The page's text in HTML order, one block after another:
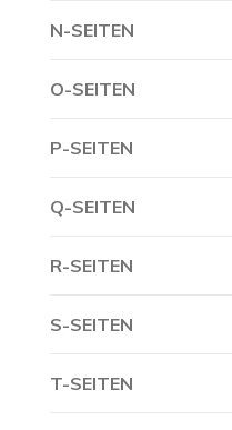
N-SEITEN
O-SEITEN
P-SEITEN
Q-SEITEN
R-SEITEN
S-SEITEN
T-SEITEN